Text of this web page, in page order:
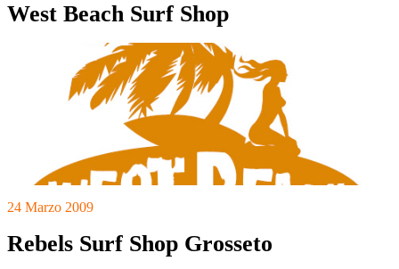
West Beach Surf Shop
24 Marzo 2009
Rebels Surf Shop Grosseto